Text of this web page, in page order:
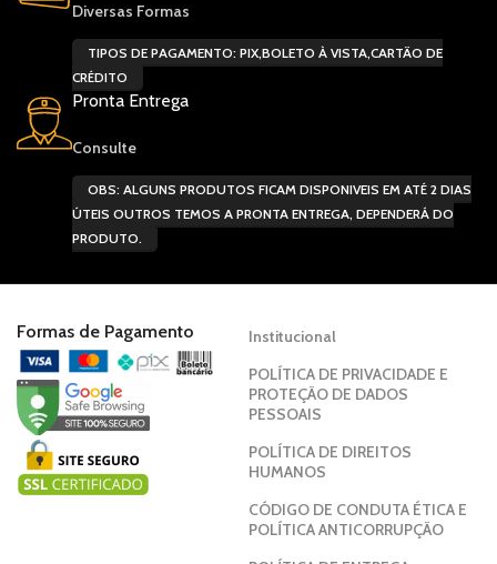
Diversas Formas
TIPOS DE PAGAMENTO: PIX,BOLETO À VISTA,CARTÃO DE
CRÉDITO
Pronta Entrega
Consulte
OBS: ALGUNS PRODUTOS FICAM DISPONIVEIS EM ATÉ 2 DIAS
ÚTEIS OUTROS TEMOS A PRONTA ENTREGA, DEPENDERÁ DO
PRODUTO.
Formas de Pagamento
Institucional
POLÍTICA DE PRIVACIDADE E
PROTEÇÃO DE DADOS
PESSOAIS
POLÍTICA DE DIREITOS
HUMANOS
CÓDIGO DE CONDUTA ÉTICA E
POLÍTICA ANTICORRUPÇÃO